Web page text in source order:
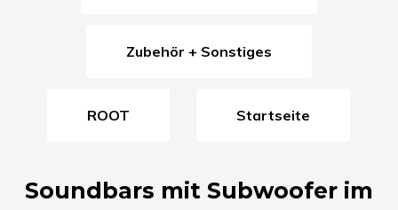
Zubehör + Sonstiges
ROOT Startseite
Soundbars mit Subwoofer im